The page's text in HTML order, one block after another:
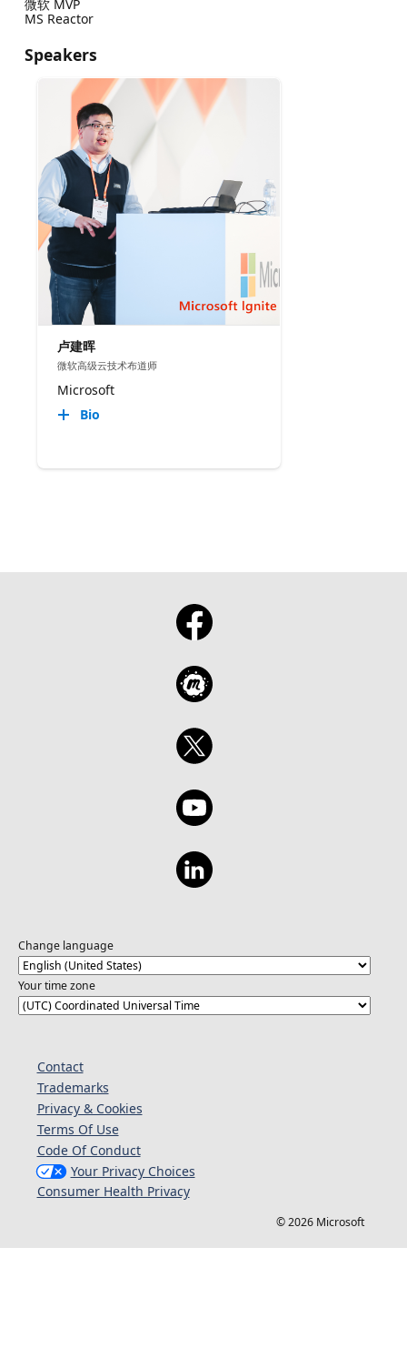
微软 MVP
MS Reactor
Speakers
卢建晖
微软高级云技术布道师
Microsoft
Bio
Change language
Your time zone
Contact
Trademarks
Privacy & Cookies
Terms Of Use
Code Of Conduct
Your Privacy Choices
Consumer Health Privacy
© 2026 Microsoft